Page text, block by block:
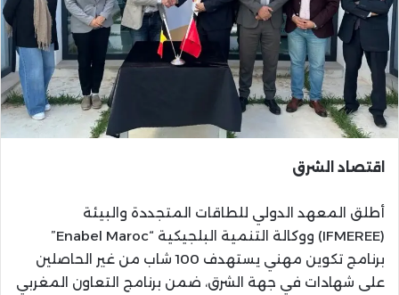
اقتصاد الشرق
أطلق المعهد الدولي للطاقات المتجددة والبيئة
(IFMEREE) ووكالة التنمية البلجيكية “Enabel Maroc”
برنامج تكوين مهني يستهدف 100 شاب من غير الحاصلين
على شهادات في جهة الشرق، ضمن برنامج التعاون المغربي